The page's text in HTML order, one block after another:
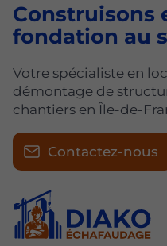
Construisons
fondation au
Votre spécialiste en
démontage de
chantiers en Île-de-
Contactez-nous